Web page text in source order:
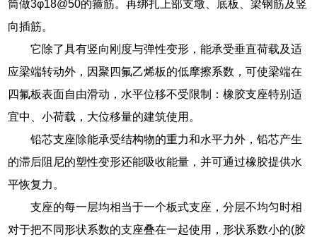
筒做3φ18@50的箍筋。再绑扎上部支墩、底板、梁钢筋及竖
向插筋。
它除了具有竖向刚度与弹性变形，能承受垂直荷载及适
应梁端转动外，因聚四氟乙烯板的低摩擦系数，可使梁端在
四氟板表面自由滑动，水平位移不受限制：橡胶支座特别适
宜中、小荷载，大位移量的建筑使用。
铅芯支座除能承受结构物的重力和水平力外，铅芯产生
的滞后阻尼的塑性变形还能吸收能量，并可通过橡胶提供水
平恢复力。
支座的每一层均相当于一个板式支座，分层不均匀时相
对于把不同形状系数的支座叠在一起使用，形状系数小的(胶